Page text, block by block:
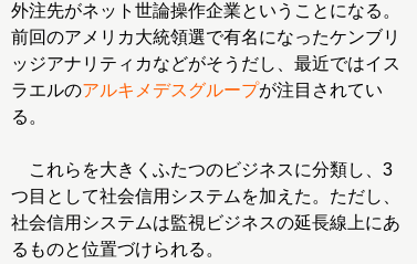
外注先がネット世論操作企業ということになる。
前回のアメリカ大統領選で有名になったケンブリ
ッジアナリティカなどがそうだし、最近ではイス
ラエルのアルキメデスグループが注目されてい
る。
これらを大きくふたつのビジネスに分類し、3
つ目として社会信用システムを加えた。ただし、
社会信用システムは監視ビジネスの延長線上にあ
るものと位置づけられる。